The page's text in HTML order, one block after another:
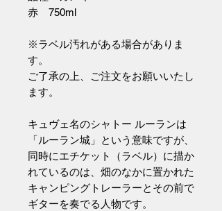
赤 750ml
※ラベル汚れがある場合がありま
す。
ご了承の上、ご注文をお願いいたし
ます。
キュヴェ名のシャトー ルーランは
「ルーラン城」という意味ですが、
同時にエチケット（ラベル）に描か
れているのは、畑のなかに置かれた
キャンピングトレーラーとその前で
ギターを奏でる人物です。